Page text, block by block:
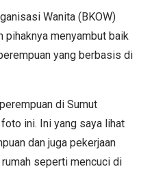
Wanita (BKOW)
pihaknya menyambut baik
yang berbasis di
di Sumut
ini. Ini yang saya lihat
dan juga pekerjaan
seperti mencuci di